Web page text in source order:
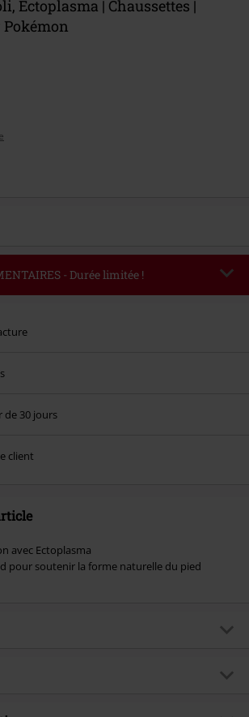
Ectoplasma | Chaussettes |
- Durée limitée !
réduction sera automatiquement déduite à la fin de
promotions. Non valable sur : les livres, les
Hosen, Metality, les bons d'achat et les articles
de 30 jours
client
avec Ectoplasma
pour soutenir la forme naturelle du pied